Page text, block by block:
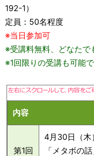
192-1）
定員：50名程度
※当日参加可
※受講料無料、どなたで
※1回限りの受講も可能で
内容
第1回
4月30日（木
「メタボの話